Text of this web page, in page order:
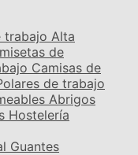
trabajo Alta
de
Camisas de
de trabajo
Abrigos
Hostelería
Guantes